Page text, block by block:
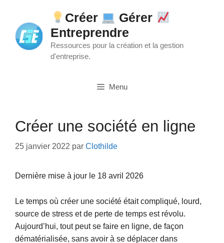
contenu
Créer
Gérer
Entreprendre
Ressources pour la création et la gestion
d'entreprise.
Menu
Créer une société en ligne
25 janvier 2022 par Clothilde
Dernière mise à jour le 18 avril 2026
Le temps où créer une société était compliqué, lourd,
source de stress et de perte de temps est révolu.
Aujourd’hui, tout peut se faire en ligne, de façon
dématérialisée, sans avoir à se déplacer dans